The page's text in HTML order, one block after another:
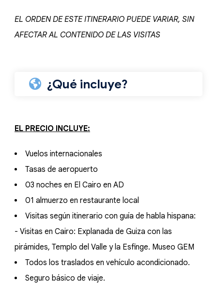
EL ORDEN DE ESTE ITINERARIO PUEDE VARIAR, SIN
AFECTAR AL CONTENIDO DE LAS VISITAS
¿Qué incluye?
EL PRECIO INCLUYE:
Vuelos internacionales
Tasas de aeropuerto
03 noches en El Cairo en AD
01 almuerzo en restaurante local
Visitas según itinerario con guía de habla hispana:
- Visitas en Cairo: Explanada de Guiza con las
pirámides, Templo del Valle y la Esfinge. Museo GEM
Todos los traslados en vehículo acondicionado.
Seguro básico de viaje.